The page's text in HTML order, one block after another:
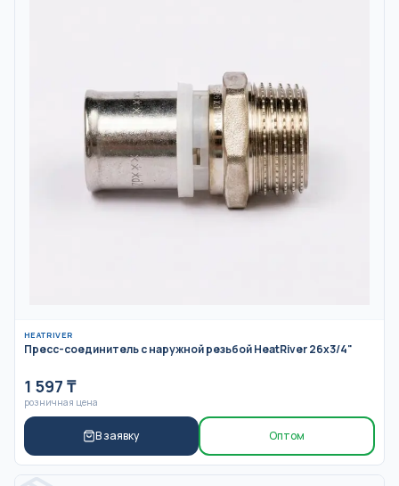
HEATRIVER
Пресс-соединитель с наружной резьбой HeatRiver 26x3/4"
1 597 ₸
розничная цена
В заявку Оптом